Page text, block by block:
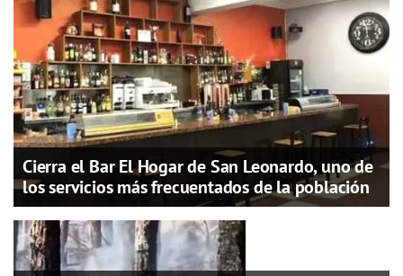
Cierra el Bar El Hogar de San Leonardo, uno de
los servicios más frecuentados de la población